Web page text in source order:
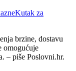
Kutak za
brzine, dostavu
omogućuje
– piše Poslovni.hr.